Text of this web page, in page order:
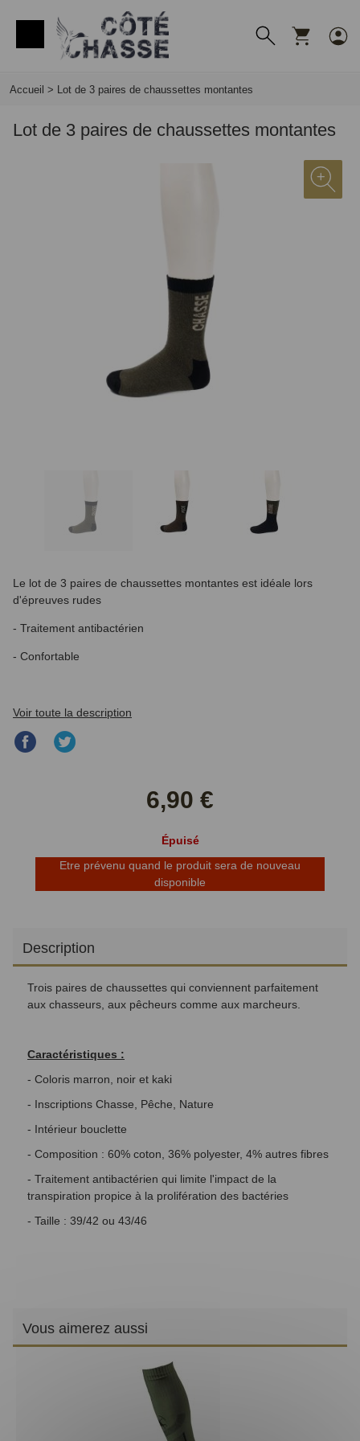
Accueil > Lot de 3 paires de chaussettes montantes
Lot de 3 paires de chaussettes montantes
Le lot de 3 paires de chaussettes montantes est idéale lors
d'épreuves rudes
- Traitement antibactérien
- Confortable
Voir toute la description
Partager
6,90 €
Épuisé
Etre prévenu quand le produit sera de nouveau
disponible
Description
Trois paires de chaussettes qui conviennent parfaitement
aux chasseurs, aux pêcheurs comme aux marcheurs.
Caractéristiques :
- Coloris marron, noir et kaki
- Inscriptions Chasse, Pêche, Nature
- Intérieur bouclette
- Composition : 60% coton, 36% polyester, 4% autres fibres
- Traitement antibactérien qui limite l'impact de la
transpiration propice à la prolifération des bactéries
- Taille : 39/42 ou 43/46
Vous aimerez aussi